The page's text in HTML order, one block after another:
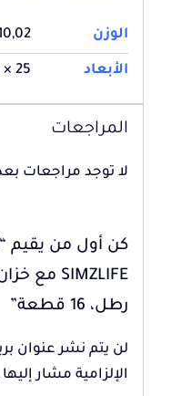
الوزن 10,02 كيلوجرام
الأبعاد 25 × 32 × 36 سنتيميتر
المراجعات
لا توجد مراجعات
كن أول من يقيم
رطل، 16 قطعة”
لن يتم نشر عنوان
الإلزامية مشار إليها